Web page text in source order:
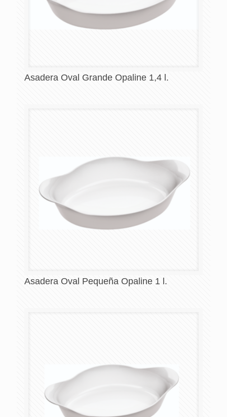
Asadera Oval Grande Opaline 1,4 l.
Asadera Oval Pequeña Opaline 1 l.